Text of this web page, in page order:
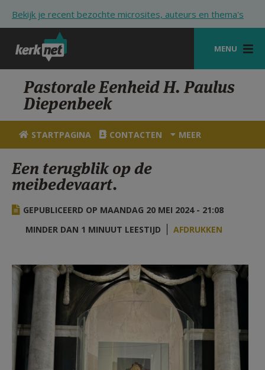
Bekijk je recent bezochte microsites, auteurs en thema's
MENU
STARTPAGINA
KERK
VIERINGEN
ZOEKEN
HULP
STARTPAGINA PORTAAL
AANMELDEN OF REGISTREREN
Pastorale Eenheid H. Paulus
Diepenbeek
STARTPAGINA CONTACTEN MEER
Een terugblik op de
meibedevaart.
GEPUBLICEERD OP MAANDAG 20 MEI 2024 - 21:08
MINDER DAN 1 MINUUT LEESTIJD
AFDRUKKEN